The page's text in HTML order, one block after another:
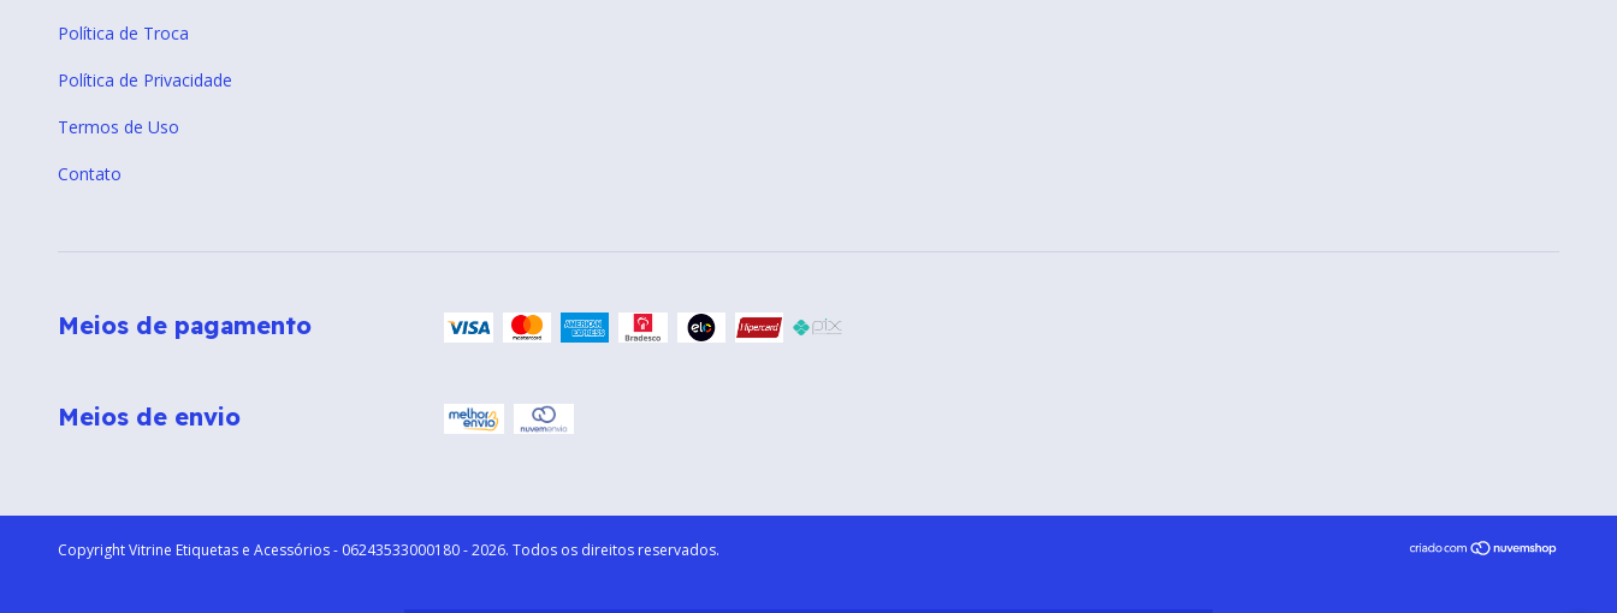
Política de Troca
Política de Privacidade
Termos de Uso
Contato
Meios de pagamento
Meios de envio
Copyright Vitrine Etiquetas e Acessórios - 06243533000180 - 2026. Todos os direitos reservados.